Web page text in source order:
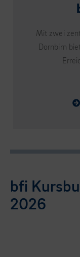
Mit zwei
Dornbirn
bfi
2026